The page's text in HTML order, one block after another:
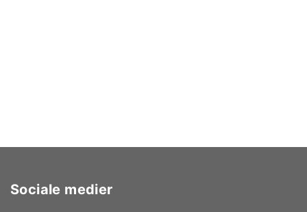
Sociale medier